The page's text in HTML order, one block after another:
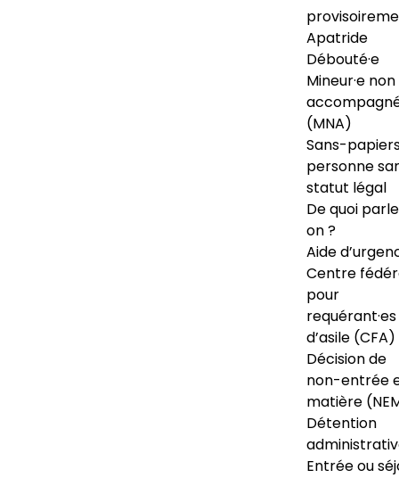
Apatride
Débouté·e
Mineur·e non
(MNA)
Sans-
personne
statut légal
De quoi
on ?
Aide
Centre
pour
requérant·es
d’asile (CFA)
Décision de
non-entrée
matière
Détention
Entrée ou